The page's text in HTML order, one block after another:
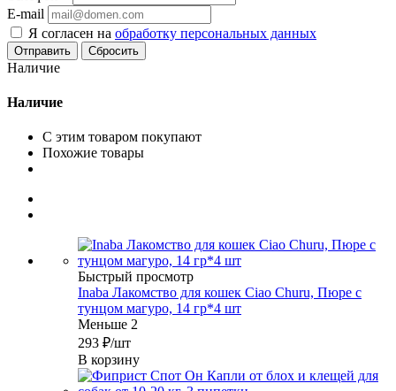
E-mail
Я согласен на обработку персональных данных
Сбросить
Наличие
Наличие
С этим товаром покупают
Похожие товары
Быстрый просмотр
Inaba Лакомство для кошек Ciao Churu, Пюре с
тунцом магуро, 14 гр*4 шт
Меньше 2
293 ₽/шт
В корзину